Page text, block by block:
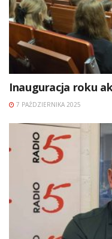
Inauguracja roku
7 PAŹDZIERNIKA 2025